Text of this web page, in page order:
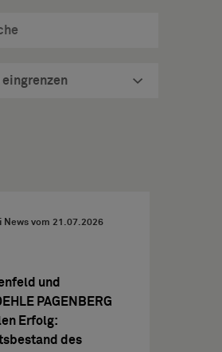
eingrenzen
News vom 21.07.2026
und
PAGENBERG
Erfolg:
des